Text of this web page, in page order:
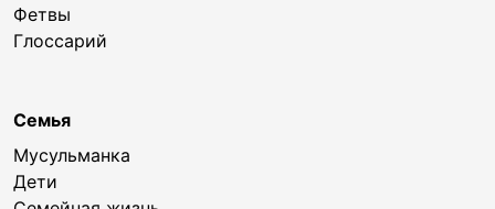
Фетвы
Глоссарий
Семья
Мусульманка
Дети